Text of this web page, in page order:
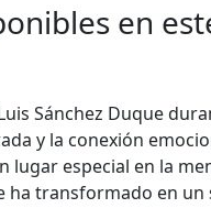
en
Sánchez Duque
y la conexión
lugar especial en la
ha transformado en